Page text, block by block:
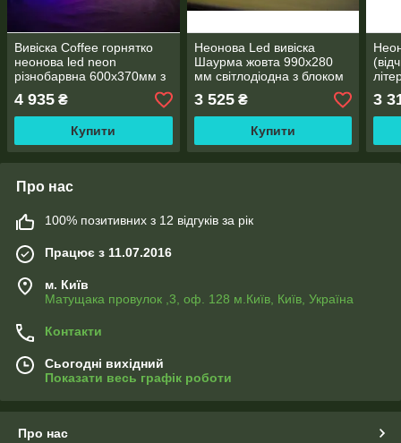
Вивіска Coffee горнятко
неонова led neon
різнобарвна 600х370мм з
4 935 ₴
Купити
Неонова Led вивіска
Шаурма жовта 990х280
мм світлодіодна з блоком
3 525₴
Купити
3
Про нас
100% позитивних з 12 відгуків за рік
Працює з 11.07.2016
м. Київ
Матущака провулок ,3, оф. 128 м.Київ, Київ, Україна
Контакти
Сьогодні вихідний
Показати весь графік роботи
Про нас